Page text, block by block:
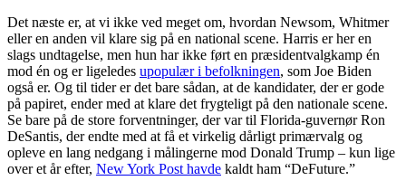
Det næste er, at vi ikke ved meget om, hvordan Newsom, Whitmer
eller en anden vil klare sig på en national scene. Harris er her en
slags undtagelse, men hun har ikke ført en præsidentvalgkamp én
mod én og er ligeledes upopulær i befolkningen, som Joe Biden
også er. Og til tider er det bare sådan, at de kandidater, der er gode
på papiret, ender med at klare det frygteligt på den nationale scene.
Se bare på de store forventninger, der var til Florida-guvernør Ron
DeSantis, der endte med at få et virkelig dårligt primærvalg og
opleve en lang nedgang i målingerne mod Donald Trump – kun lige
over et år efter, New York Post havde kaldt ham “DeFuture.”